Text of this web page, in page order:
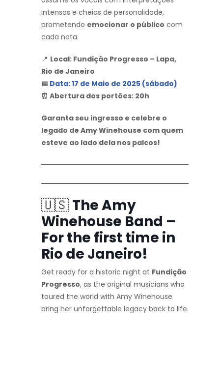
intensas e cheias de personalidade,
prometendo emocionar o público com
cada nota.
📍 Local: Fundição Progresso – Lapa,
Rio de Janeiro
📅 Data: 17 de Maio de 2025 (sábado)
⏰ Abertura dos portões: 20h
Garanta seu ingresso e celebre o
legado de Amy Winehouse com quem
esteve ao lado dela nos palcos!
🇺🇸 The Amy
Winehouse Band –
For the first time in
Rio de Janeiro!
Get ready for a historic night at Fundição
Progresso, as the original musicians who
toured the world with Amy Winehouse
bring her unforgettable legacy back to life.